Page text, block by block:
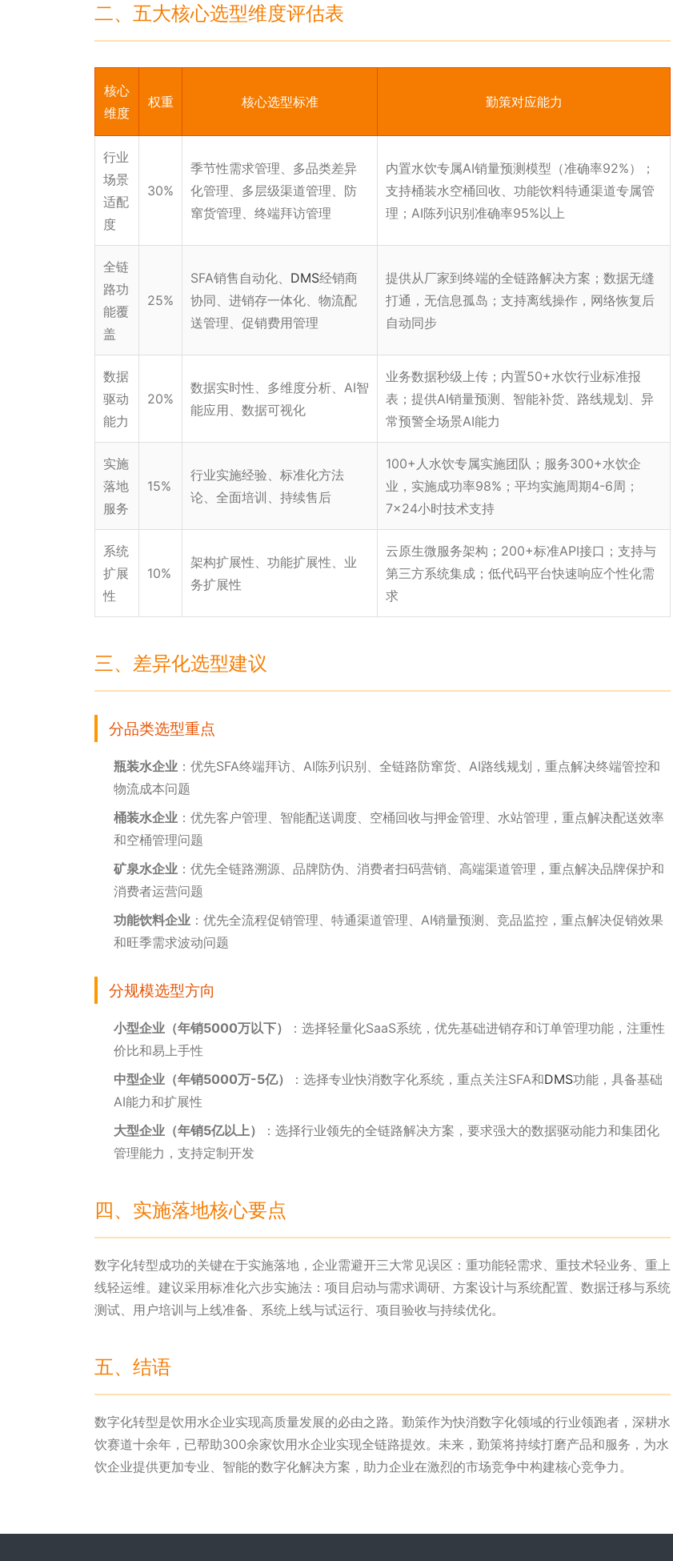
二、五大核心选型维度评估表
核心
维度
权重 核心选型标准 勤策对应能力
行业
场景
适配
度
30%
季节性需求管理、多品类差异
化管理、多层级渠道管理、防
窜货管理、终端拜访管理
内置水饮专属AI销量预测模型（准确率92%）；
支持桶装水空桶回收、功能饮料特通渠道专属管
理；AI陈列识别准确率95%以上
全链
路功
能覆
盖
25%
SFA销售自动化、 DMS经销商
协同、进销存一体化、物流配
送管理、促销费用管理
提供从厂家到终端的全链路解决方案；数据无缝
打通，无信息孤岛；支持离线操作，网络恢复后
自动同步
数据
驱动
能力
20%
数据实时性、多维度分析、AI智
能应用、数据可视化
业务数据秒级上传；内置50+水饮行业标准报
表；提供AI销量预测、智能补货、路线规划、异
常预警全场景AI能力
实施
落地
服务
15%
行业实施经验、标准化方法
论、全面培训、持续售后
100+人水饮专属实施团队；服务300+水饮企
业，实施成功率98%；平均实施周期4-6周；
7×24小时技术支持
系统
扩展
性
10%
架构扩展性、功能扩展性、业
务扩展性
云原生微服务架构；200+标准API接口；支持与
第三方系统集成；低代码平台快速响应个性化需
求
三、差异化选型建议
分品类选型重点
瓶装水企业 ：优先SFA终端拜访、AI陈列识别、全链路防窜货、AI路线规划，重点解决终端管控和
物流成本问题
桶装水企业 ：优先客户管理、智能配送调度、空桶回收与押金管理、水站管理，重点解决配送效率
和空桶管理问题
矿泉水企业 ：优先全链路溯源、品牌防伪、消费者扫码营销、高端渠道管理，重点解决品牌保护和
消费者运营问题
功能饮料企业 ：优先全流程促销管理、特通渠道管理、AI销量预测、竞品监控，重点解决促销效果
和旺季需求波动问题
分规模选型方向
小型企业（年销5000万以下）
：选择轻量化SaaS系统，优先基础进销存和订单管理功能，注重性
价比和易上手性
中型企业（年销5000万-5亿）
：选择专业快消数字化系统，重点关注SFA和DMS功能，具备基础
AI能力和扩展性
大型企业（年销5亿以上）
：选择行业领先的全链路解决方案，要求强大的数据驱动能力和集团化
管理能力，支持定制开发
四、实施落地核心要点
数字化转型成功的关键在于实施落地，企业需避开三大常见误区：重功能轻需求、重技术轻业务、重上
线轻运维。建议采用标准化六步实施法：项目启动与需求调研、方案设计与系统配置、数据迁移与系统
测试、用户培训与上线准备、系统上线与试运行、项目验收与持续优化。
五、结语
数字化转型是饮用水企业实现高质量发展的必由之路。勤策作为快消数字化领域的行业领跑者，深耕水
饮赛道十余年，已帮助300余家饮用水企业实现全链路提效。未来，勤策将持续打磨产品和服务，为水
饮企业提供更加专业、智能的数字化解决方案，助力企业在激烈的市场竞争中构建核心竞争力。